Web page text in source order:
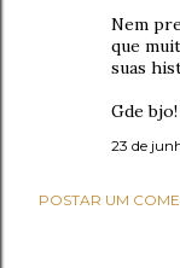
Nem
que
suas
Gde bjo!
23 de
POSTAR UM